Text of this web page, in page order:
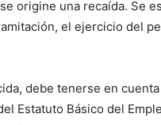
origine una recaída. Se
el ejercicio del
debe tenerse en
Estatuto Básico del